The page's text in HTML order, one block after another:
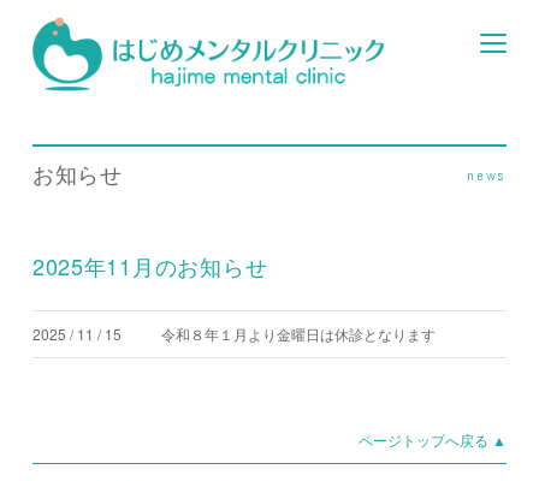
お知らせ news
2025年11月のお知らせ
2025 / 11 / 15 令和８年１月より金曜日は休診となります
ページトップへ戻る ▲